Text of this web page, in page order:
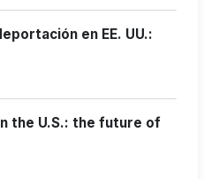
en EE. UU.:
the U.S.: the future of